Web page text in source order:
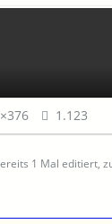
1.123
1 Mal editiert,